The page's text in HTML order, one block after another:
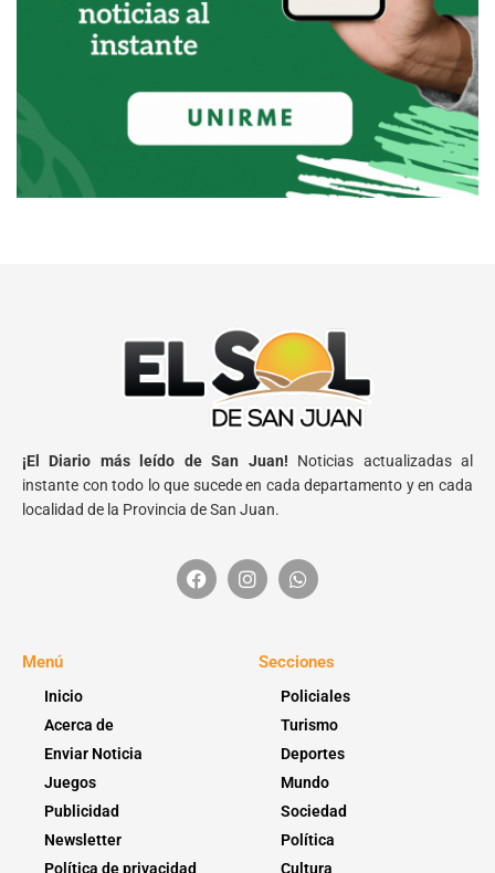
¡El Diario más leído de San Juan! Noticias actualizadas al
instante con todo lo que sucede en cada departamento y en cada
localidad de la Provincia de San Juan.
Menú
Inicio
Acerca de
Enviar Noticia
Juegos
Publicidad
Newsletter
Política de privacidad
Secciones
Policiales
Turismo
Deportes
Mundo
Sociedad
Política
Cultura